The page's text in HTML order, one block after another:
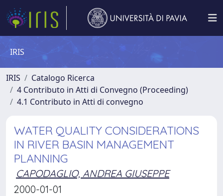
IRIS
IRIS
Catalogo Ricerca
4 Contributo in Atti di Convegno (Proceeding)
4.1 Contributo in Atti di convegno
WATER QUALITY CONSIDERATIONS
IN RIVER BASIN MANAGEMENT
PLANNING
CAPODAGLIO, ANDREA GIUSEPPE
2000-01-01